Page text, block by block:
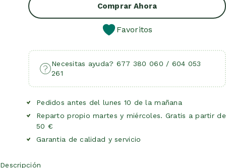
Comprar Ahora
Favoritos
Necesitas ayuda? 677 380 060 / 604 053
261
Pedidos antes del lunes 10 de la mañana
Reparto propio martes y miércoles. Gratis a partir de
50 €
Garantia de calidad y servicio
Descripción